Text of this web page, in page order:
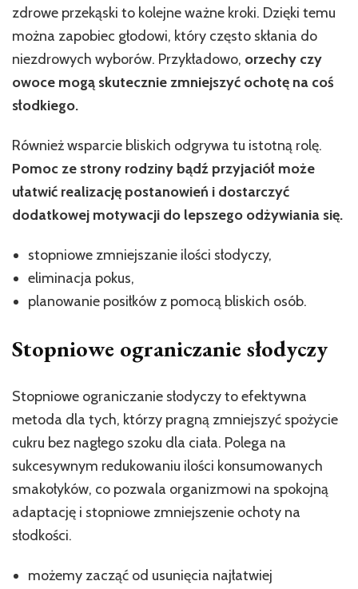
zdrowe przekąski to kolejne ważne kroki. Dzięki temu
można zapobiec głodowi, który często skłania do
niezdrowych wyborów. Przykładowo, orzechy czy
owoce mogą skutecznie zmniejszyć ochotę na coś
słodkiego.
Również wsparcie bliskich odgrywa tu istotną rolę.
Pomoc ze strony rodziny bądź przyjaciół może
ułatwić realizację postanowień i dostarczyć
dodatkowej motywacji do lepszego odżywiania się.
stopniowe zmniejszanie ilości słodyczy,
eliminacja pokus,
planowanie posiłków z pomocą bliskich osób.
Stopniowe ograniczanie słodyczy
Stopniowe ograniczanie słodyczy to efektywna
metoda dla tych, którzy pragną zmniejszyć spożycie
cukru bez nagłego szoku dla ciała. Polega na
sukcesywnym redukowaniu ilości konsumowanych
smakołyków, co pozwala organizmowi na spokojną
adaptację i stopniowe zmniejszenie ochoty na
słodkości.
możemy zacząć od usunięcia najłatwiej